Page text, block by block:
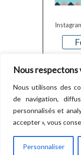
Nous
Nous utilisons des
de navigation,
personnalisés et
accepter », vous
Personnaliser